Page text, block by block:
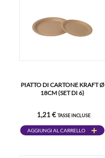
PIATTO DI CARTONE KRAFT Ø
18CM (SET DI 6)
1,21 € TASSE INCLUSE
AGGIUNGI AL CARRELLO